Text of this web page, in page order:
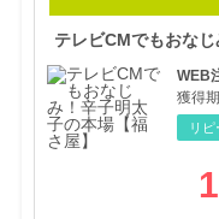
テレビCMでもおなじ
WEB
獲得
リピ